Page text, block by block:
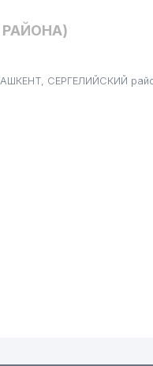
СЕРГЕЛИЙСКИЙ